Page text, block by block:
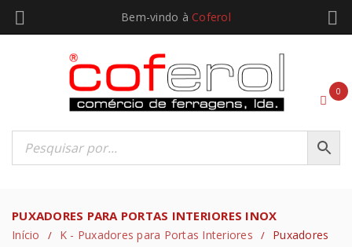
Bem-vindo à Coferol
0
PUXADORES PARA PORTAS INTERIORES INOX
Início / K - Puxadores para Portas Interiores /
Puxadores